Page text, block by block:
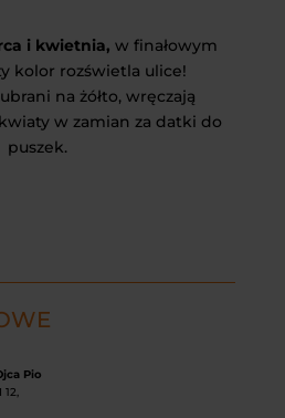
i kwietnia, w finałowym
kolor rozświetla ulice!
na żółto, wręczają
w zamian za datki do
puszek.
Pio